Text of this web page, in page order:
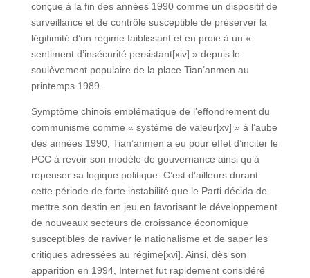
conçue à la fin des années 1990 comme un dispositif de
surveillance et de contrôle susceptible de préserver la
légitimité d’un régime faiblissant et en proie à un «
sentiment d’insécurité persistant[xiv] » depuis le
soulèvement populaire de la place Tian’anmen au
printemps 1989.
Symptôme chinois emblématique de l’effondrement du
communisme comme « système de valeur[xv] » à l’aube
des années 1990, Tian’anmen a eu pour effet d’inciter le
PCC à revoir son modèle de gouvernance ainsi qu’à
repenser sa logique politique. C’est d’ailleurs durant
cette période de forte instabilité que le Parti décida de
mettre son destin en jeu en favorisant le développement
de nouveaux secteurs de croissance économique
susceptibles de raviver le nationalisme et de saper les
critiques adressées au régime[xvi]. Ainsi, dès son
apparition en 1994, Internet fut rapidement considéré